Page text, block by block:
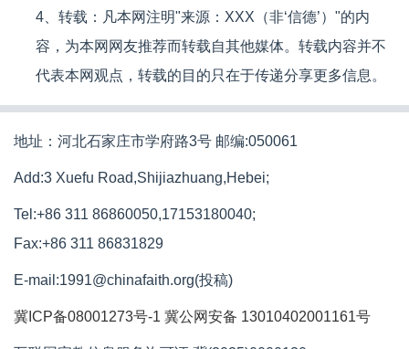
4、转载：凡本网注明"来源：XXX（非‘信德’）"的内
容，为本网网友推荐而转载自其他媒体。转载内容并不
代表本网观点，转载的目的只在于传递分享更多信息。
地址：河北石家庄市学府路3号 邮编:050061
Add:3 Xuefu Road,Shijiazhuang,Hebei;
Tel:+86 311 86860050,17153180040;
Fax:+86 311 86831829
E-mail:1991@chinafaith.org(投稿)
冀ICP备08001273号-1 冀公网安备 13010402001161号